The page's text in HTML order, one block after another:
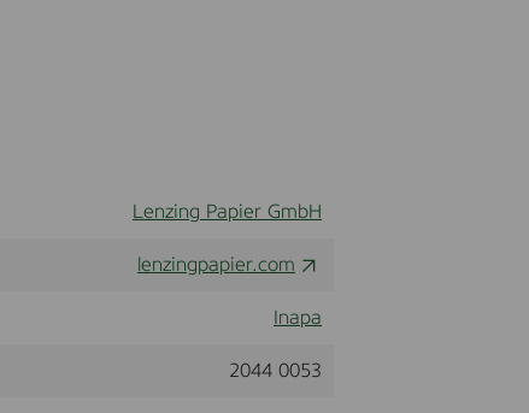
Lenzing Papier GmbH
lenzingpapier.com
Inapa
2044 0053